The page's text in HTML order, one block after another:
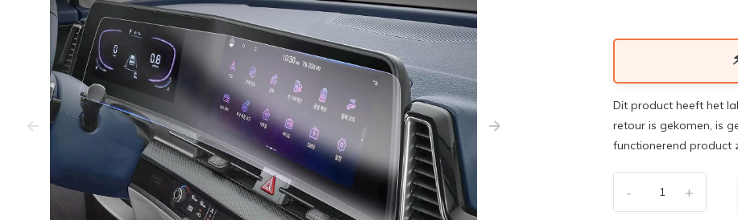
Dit product heeft het
retour is gekomen, is
functionerend product
+
-